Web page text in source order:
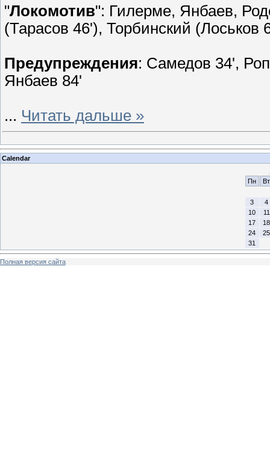
"Локомотив": Гилерме, Янбаев,
(Тарасов 46'), Торбинский
Предупреждения: Самедов 34',
Янбаев 84'
... Читать дальше »
Calendar
Пн
Вт
3
4
10
11
17
18
24
25
31
Полная версия сайта